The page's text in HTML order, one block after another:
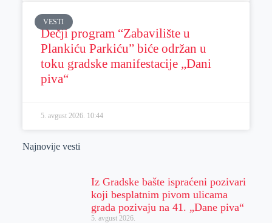
VESTI
Dečji program “Zabavilište u
Plankiću Parkiću” biće održan u
toku gradske manifestacije „Dani
piva“
5. avgust 2026. 10:44
Najnovije vesti
Iz Gradske bašte ispraćeni pozivari
koji besplatnim pivom ulicama
grada pozivaju na 41. „Dane piva“
5. avgust 2026.